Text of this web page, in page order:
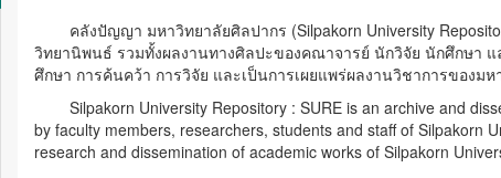
คลังปัญญา มหาวิทยาลัยศิลปากร (Silpakorn University
วิทยานิพนธ์ รวมทั้งผลงานทางศิลปะของคณาจารย์ นักวิจัย นักศึกษา
ศึกษา การค้นคว้า การวิจัย และเป็นการเผยแพร่ผลงานวิชาการของม
Silpakorn University Repository : SURE is an archive and
by faculty members, researchers, students and staff of Silpakorn
research and dissemination of academic works of Silpakorn